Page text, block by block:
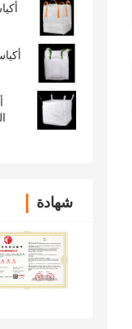
شهادة